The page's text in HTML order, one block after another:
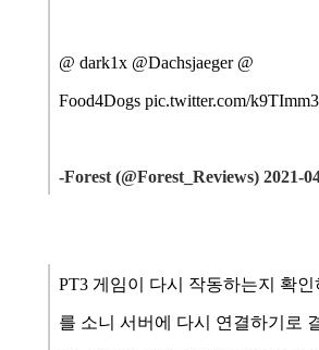
@ dark1x @Dachsjaeger @
Food4Dogs pic.twitter.com/
-Forest (@Forest_Reviews) 2021-
PT3 게임이 다시 작동하는지 확인
를 소니 서버에 다시 연결하기로